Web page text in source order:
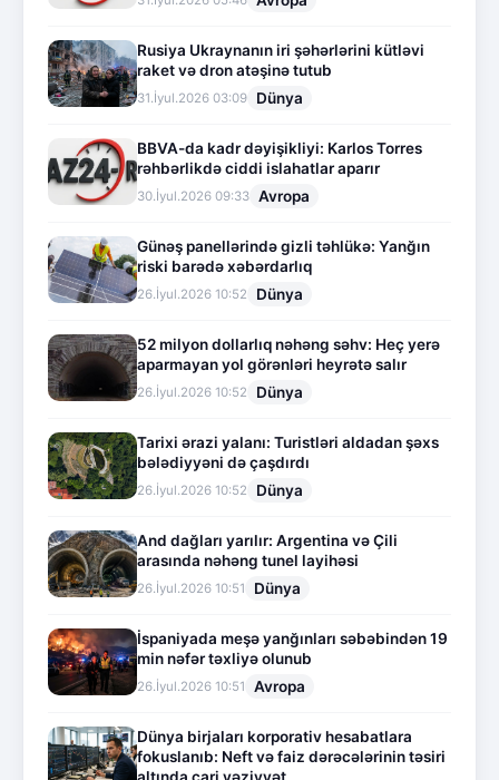
Rusiya Ukraynanın iri şəhərlərini kütləvi
raket və dron atəşinə tutub
31.İyul.2026 03:09 Dünya
BBVA-da kadr dəyişikliyi: Karlos Torres
rəhbərlikdə ciddi islahatlar aparır
30.İyul.2026 09:33 Avropa
Günəş panellərində gizli təhlükə: Yanğın
riski barədə xəbərdarlıq
26.İyul.2026 10:52 Dünya
52 milyon dollarlıq nəhəng səhv: Heç yerə
aparmayan yol görənləri heyrətə salır
26.İyul.2026 10:52 Dünya
Tarixi ərazi yalanı: Turistləri aldadan şəxs
bələdiyyəni də çaşdırdı
26.İyul.2026 10:52 Dünya
And dağları yarılır: Argentina və Çili
arasında nəhəng tunel layihəsi
26.İyul.2026 10:51 Dünya
İspaniyada meşə yanğınları səbəbindən 19
min nəfər təxliyə olunub
26.İyul.2026 10:51 Avropa
Dünya birjaları korporativ hesabatlara
fokuslanıb: Neft və faiz dərəcələrinin təsiri